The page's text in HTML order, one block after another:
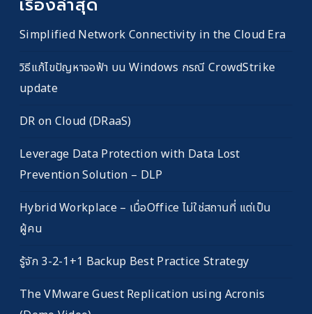
Simplified Network Connectivity in the Cloud Era
วิธีแก้ไขปัญหาจอฟ้า บน Windows กรณี CrowdStrike
update
DR on Cloud (DRaaS)
Leverage Data Protection with Data Lost
Prevention Solution – DLP
Hybrid Workplace – เมื่อOffice ไม่ใช่สถานที่ แต่เป็น
ผู้คน
รู้จัก 3-2-1+1 Backup Best Practice Strategy
The VMware Guest Replication using Acronis